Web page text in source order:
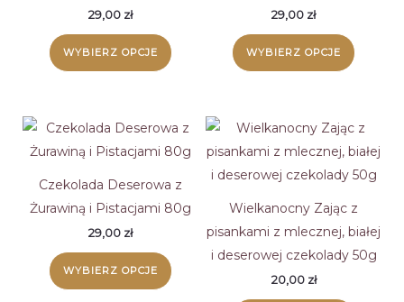
29,00 zł
WYBIERZ OPCJE
produkt
wariantów.
Opcje
można
wybrać
stronie
produktu
29,00 zł
WYBIERZ OPCJE
Opcje
można
wybrać
na
stronie
Czekolada Deserowa z
Żurawiną i Pistacjami 80g
29,00 zł
WYBIERZ OPCJE
produkt
Wielkanocny Zając z
pisankami z mlecznej, białej
i deserowej czekolady 50g
20,00 zł